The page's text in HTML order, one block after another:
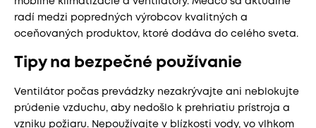
mobilné klimatizácie a ventilátory. Meaco sa aktuálne
radí medzi popredných výrobcov kvalitných a
oceňovaných produktov, ktoré dodáva do celého sveta.
Tipy na bezpečné používanie
Ventilátor počas prevádzky nezakrývajte ani neblokujte
prúdenie vzduchu, aby nedošlo k prehriatiu prístroja a
vzniku požiaru. Nepoužívajte v blízkosti vody, vo vlhkom